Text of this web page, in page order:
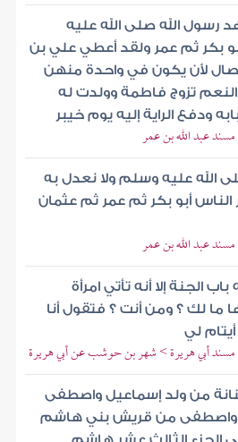
رسول الله صلى الله عليه
بكر ثم عمر ولقد أعطي علي بن
لأن يكون في واحدة منهن
تزوج فاطمة وولدت له
ودفع الراية إليه يوم خيبر
عبد الله بن عمر
الله عليه وسلم ولا نعدل به
الناس أبو بكر ثم عمر ثم عثمان
عبد الله بن عمر
الجنة إلا أنه تأتي امرأة
ما لك ؟ ومن أنت ؟ فتقول أنا
لي
مسند أبي هريرة > شهر بن حوشب عن أبي هريرة
من ولد إسماعيل واصطفى
واصطفى من قريش بني هاشم